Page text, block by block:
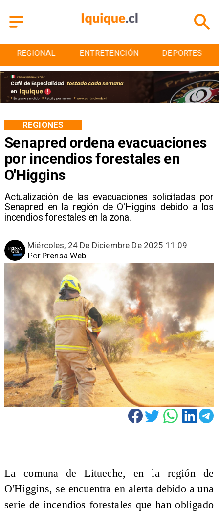
REGIONAL ENTRETENCIÓN DEPORTES
Senapred ordena evacuaciones
por incendios forestales en
O'Higgins
Actualización de las evacuaciones solicitadas por
Senapred en la región de O'Higgins debido a los
incendios forestales en la zona.
REGIONES
Miércoles, 24 De Diciembre De 2025 11:09
Prensa Web
Por
La comuna de Litueche, en la región de
O'Higgins, se encuentra en alerta debido a una
serie de incendios forestales que han obligado